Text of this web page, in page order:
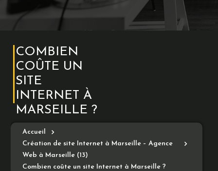
COMBIEN
COÛTE UN
SITE
INTERNET À
MARSEILLE ?
Accueil
Création de site Internet à Marseille – Agence
Web à Marseille (13)
Combien coûte un site Internet à Marseille ?